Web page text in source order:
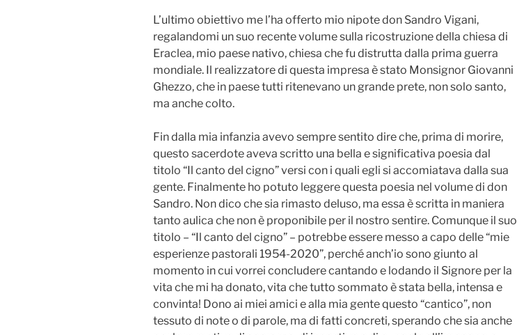
L’ultimo obiettivo me l’ha offerto mio nipote don Sandro Vigani,
regalandomi un suo recente volume sulla ricostruzione della chiesa di
Eraclea, mio paese nativo, chiesa che fu distrutta dalla prima guerra
mondiale. Il realizzatore di questa impresa è stato Monsignor Giovanni
Ghezzo, che in paese tutti ritenevano un grande prete, non solo santo,
ma anche colto.
Fin dalla mia infanzia avevo sempre sentito dire che, prima di morire,
questo sacerdote aveva scritto una bella e significativa poesia dal
titolo “Il canto del cigno” versi con i quali egli si accomiatava dalla sua
gente. Finalmente ho potuto leggere questa poesia nel volume di don
Sandro. Non dico che sia rimasto deluso, ma essa è scritta in maniera
tanto aulica che non è proponibile per il nostro sentire. Comunque il suo
titolo – “Il canto del cigno” – potrebbe essere messo a capo delle “mie
esperienze pastorali 1954-2020”, perché anch’io sono giunto al
momento in cui vorrei concludere cantando e lodando il Signore per la
vita che mi ha donato, vita che tutto sommato è stata bella, intensa e
convinta! Dono ai miei amici e alla mia gente questo “cantico”, non
tessuto di note o di parole, ma di fatti concreti, sperando che sia anche